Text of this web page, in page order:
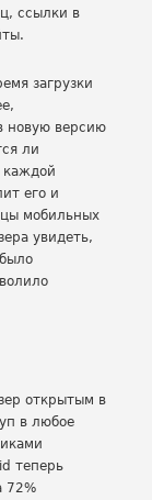
ссылки в
загрузки
новую версию
ли
каждой
его и
мобильных
увидеть,
открытым в
в любое
теперь
72%